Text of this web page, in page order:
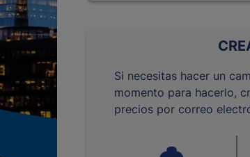
Si necesitas hacer un
momento para hacerlo,
precios por correo